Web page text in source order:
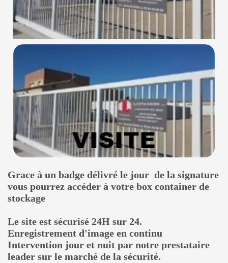
Grace à un badge délivré le jour de la signature
vous pourrez accéder à votre box container de
stockage
Le site est sécurisé 24H sur 24.
Enregistrement d'image en continu
Intervention jour et nuit par notre prestataire
leader sur le marché de la sécurité.